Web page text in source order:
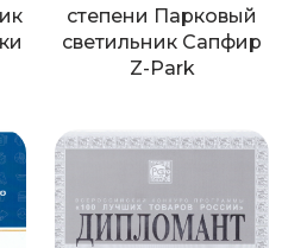
степени Парковый
светильник Сапфир
Z-Park